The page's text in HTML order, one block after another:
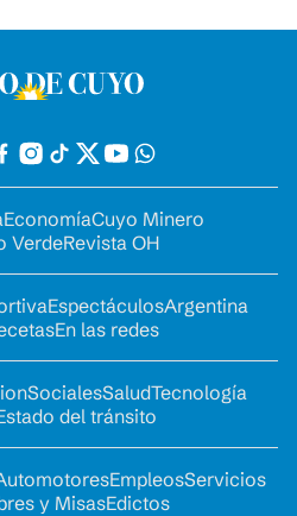
EconomíaCuyo Minero
VerdeRevista OH
EspectáculosArgentina
En las redes
SocialesSaludTecnología
del tránsito
EmpleosServicios
y MisasEdictos